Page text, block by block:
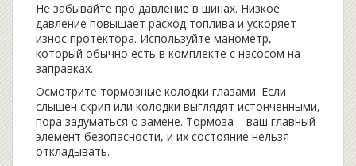
Не забывайте про давление в шинах. Низкое
давление повышает расход топлива и ускоряет
износ протектора. Используйте манометр,
который обычно есть в комплекте с насосом на
заправках.
Осмотрите тормозные колодки глазами. Если
слышен скрип или колодки выглядят истонченными,
пора задуматься о замене. Тормоза – ваш главный
элемент безопасности, и их состояние нельзя
откладывать.